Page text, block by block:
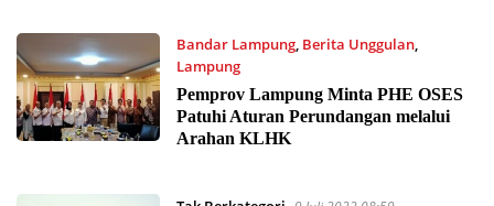
Bandar Lampung, Berita Unggulan,
Lampung
3 Agustus 2022 16:26
Pemprov Lampung Minta PHE OSES
Patuhi Aturan Perundangan melalui
Arahan KLHK